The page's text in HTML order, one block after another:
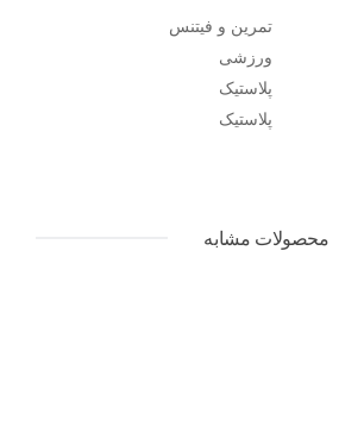
تمرین و فیتنس
ورزشی
پلاستیک
پلاستیک
محصولات مشابه